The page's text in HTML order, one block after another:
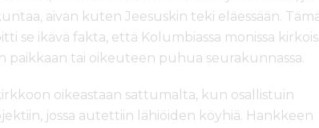
aivan kuten Jeesuskin teki eläessään.
se ikävä fakta, että Kolumbiassa monissa
paikkaan tai oikeuteen puhua seurakunnassa.
oikeastaan sattumalta, kun osallistuin
jossa autettiin lähiöiden köyhiä. Hankkeen